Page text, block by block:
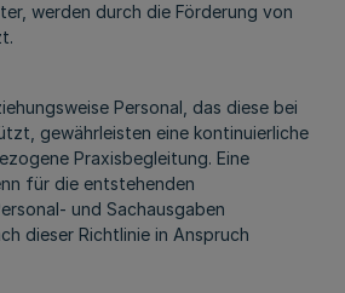
werden durch die Förderung von
Personal, das diese bei
gewährleisten eine kontinuierliche
Praxisbegleitung. Eine
für die entstehenden
und Sachausgaben
dieser Richtlinie in Anspruch